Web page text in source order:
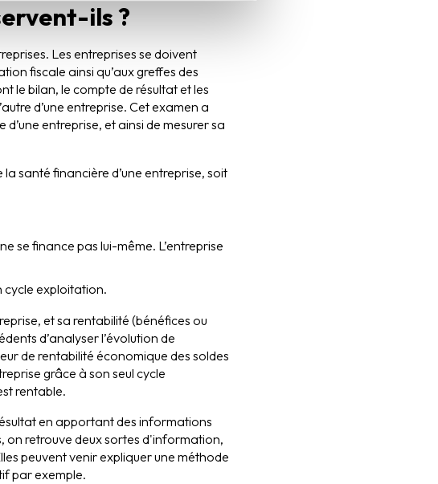
ils ?
Les entreprises se doivent
fiscale ainsi qu’aux greffes des
le bilan, le compte de résultat et les
d’une entreprise. Cet examen a
entreprise, et ainsi de mesurer sa
santé financière d’une entreprise, soit
se finance pas lui-même. L’entreprise
cycle exploitation.
et sa rentabilité (bénéfices ou
d’analyser l’évolution de
de rentabilité économique des soldes
grâce à son seul cycle
rentable.
en apportant des informations
on retrouve deux sortes d'information,
peuvent venir expliquer une méthode
par exemple.